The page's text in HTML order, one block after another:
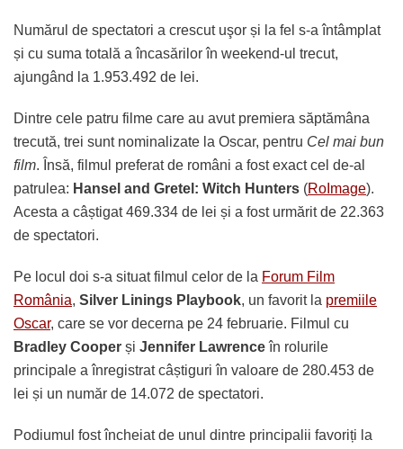
Numărul de spectatori a crescut uşor și la fel s-a întâmplat
și cu suma totală a încasărilor în weekend-ul trecut,
ajungând la 1.953.492 de lei.
Dintre cele patru filme care au avut premiera săptămâna
trecută, trei sunt nominalizate la Oscar, pentru Cel mai bun
film. Însă, filmul preferat de români a fost exact cel de-al
patrulea: Hansel and Gretel: Witch Hunters (RoImage).
Acesta a câștigat 469.334 de lei și a fost urmărit de 22.363
de spectatori.
Pe locul doi s-a situat filmul celor de la Forum Film
România, Silver Linings Playbook, un favorit la premiile
Oscar, care se vor decerna pe 24 februarie. Filmul cu
Bradley Cooper și Jennifer Lawrenceîn rolurile
principale a înregistrat câștiguri în valoare de 280.453 de
lei și un număr de 14.072 de spectatori.
Podiumul fost încheiat de unul dintre principalii favoriți la